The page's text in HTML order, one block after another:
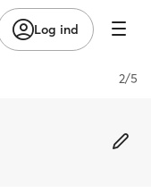
Log ind
2/5